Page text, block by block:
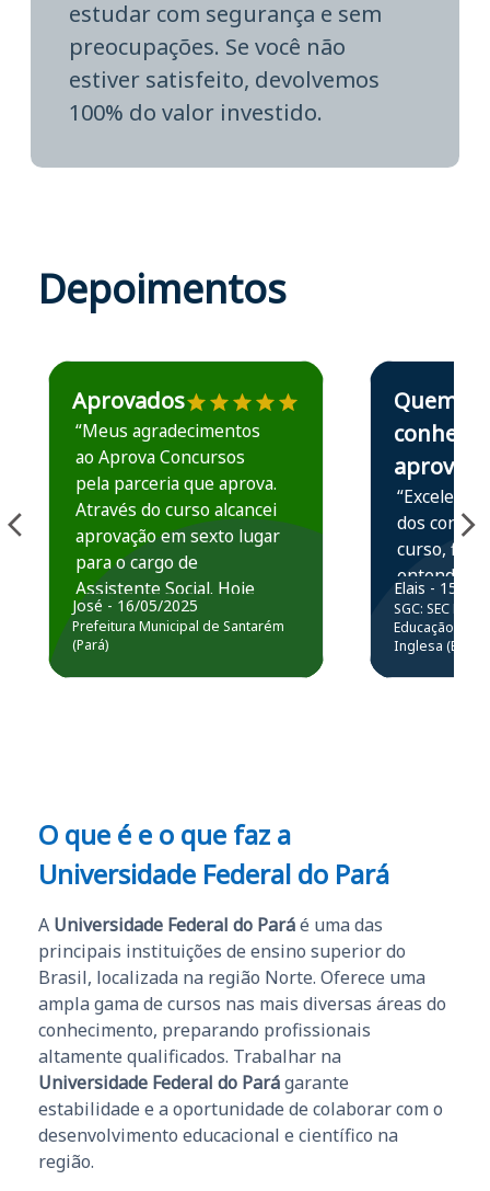
estudar com segurança e sem
preocupações. Se você não
estiver satisfeito, devolvemos
100% do valor investido.
Depoimentos
Estudante José recomenda o Aprova Concursos em
Aprovados
“Meus agradecimentos
ao Aprova Concursos
pela parceria que aprova.
Através do curso alcancei
aprovação em sexto lugar
para o cargo de
Assistente Social. Hoje
estou atuando na
Prefeitura de Santarém.
José - 16/05/2025
Prefeitura Municipal de Santarém
(Pará)
Estudante Elais
Quem
conhece,
aprova
“Excelente
dos
curso,
entender e
prática
resolução
questões.”
Elais - 15/07/
SGC: SEC BA
Educação
Inglesa (Edital
O que é e o que faz a
Universidade Federal do Pará
A Universidade Federal do Paráé uma das
principais instituições de ensino superior do
Brasil, localizada na região Norte. Oferece uma
ampla gama de cursos nas mais diversas áreas do
conhecimento, preparando profissionais
altamente qualificados. Trabalhar na
Universidade Federal do Parágarante
estabilidade e a oportunidade de colaborar com o
desenvolvimento educacional e científico na
região.